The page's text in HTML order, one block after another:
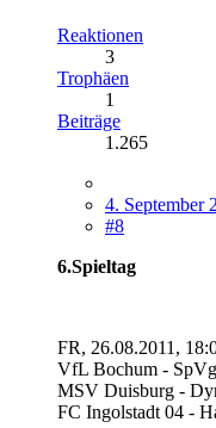
Reaktionen
3
Trophäen
1
Beiträge
1.265
4. September
#8
6.Spieltag
FR, 26.08.2011,
VfL Bochum -
MSV Duisburg -
FC Ingolstadt 04 -